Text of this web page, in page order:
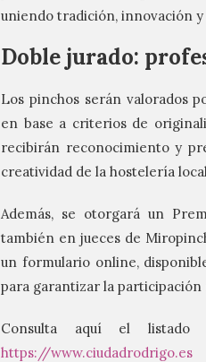
uniendo tradición, innovación
Doble jurado:
Los pinchos serán valorados
en base a criterios de
recibirán reconocimiento y
creatividad de la hostelería
Además, se otorgará un
también en jueces de
un formulario online,
para garantizar la
Consulta aquí el listado
https://www.ciudadrodrigo.es